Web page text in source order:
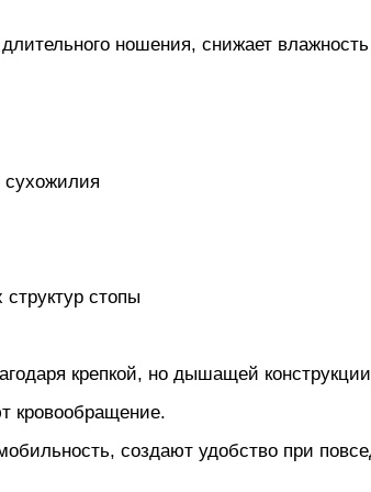
ношения, снижает
сухожилия
стопы
крепкой, но дышащей
кровообращение.
создают удобство при